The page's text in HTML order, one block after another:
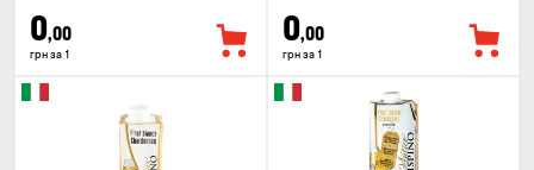
0,00
грн за 1
0,00
грн за 1